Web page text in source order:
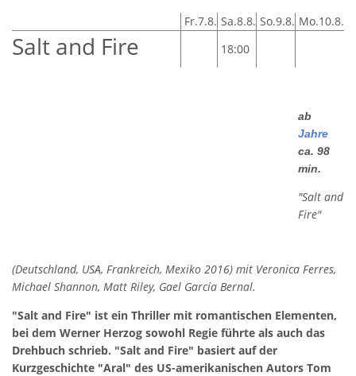
Fr.7.8. Sa.8.8. So.9.8. Mo.10.8.
Salt and Fire 18:00
ab
Jahre
ca. 98
min.
"Salt and
Fire"
(Deutschland, USA, Frankreich, Mexiko 2016) mit Veronica Ferres,
Michael Shannon, Matt Riley, Gael García Bernal.
"Salt and Fire" ist ein Thriller mit romantischen Elementen,
bei dem Werner Herzog sowohl Regie führte als auch das
Drehbuch schrieb. "Salt and Fire" basiert auf der
Kurzgeschichte "Aral" des US-amerikanischen Autors Tom